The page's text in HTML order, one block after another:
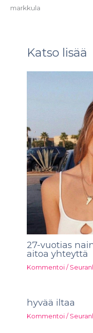
markkula
Katso lisää
27-vuotias
aitoa yhteyttä
Kommentoi /
hyvää iltaa
Kommentoi /